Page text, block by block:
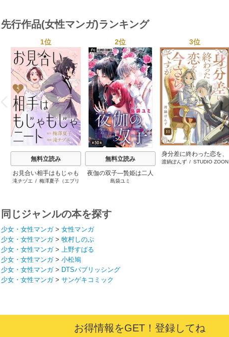
先行作品(女性マンガ)ランキング
P
r
e
v
i
o
u
s
1位
無料立読み
お見合い相手はもじゃも
じゃニート
滝チヅエ / 梅澤夏子（エブリ
2位
無料立読み
夜伽の双子―贄姫は二人
の王子に愛される―【マ
島袋ユミ
3位
身分差に終わった恋を、
今さらですが。
渡鍋ぽんず/ STUDIO ZOON
同じジャンルの本を探す
少女・女性マンガ> 女性マンガ
少女・女性マンガ> 牧村しのぶ
少女・女性マンガ>
上野すばる
少女・女性マンガ> 小松鳩
少女・女性マンガ> DTSパブリッシング
少女・女性マンガ> サンゲキコミック
お得情報をGET！登録してね